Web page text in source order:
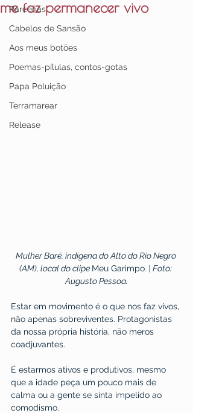
Parcerias
Cabelos de Sansão
Aos meus botões
Poemas-pílulas, contos-gotas
Papa Poluição
Terramarear
Release
me faz permanecer vivo
Mulher Baré, indígena do Alto do Rio Negro
(AM), local do clipe Meu Garimpo. | Foto:
Augusto Pessoa.
Estar em movimento é o que nos faz vivos,
não apenas sobreviventes. Protagonistas
da nossa própria história, não meros
coadjuvantes.
É estarmos ativos e produtivos, mesmo
que a idade peça um pouco mais de
calma ou a gente se sinta impelido ao
comodismo.